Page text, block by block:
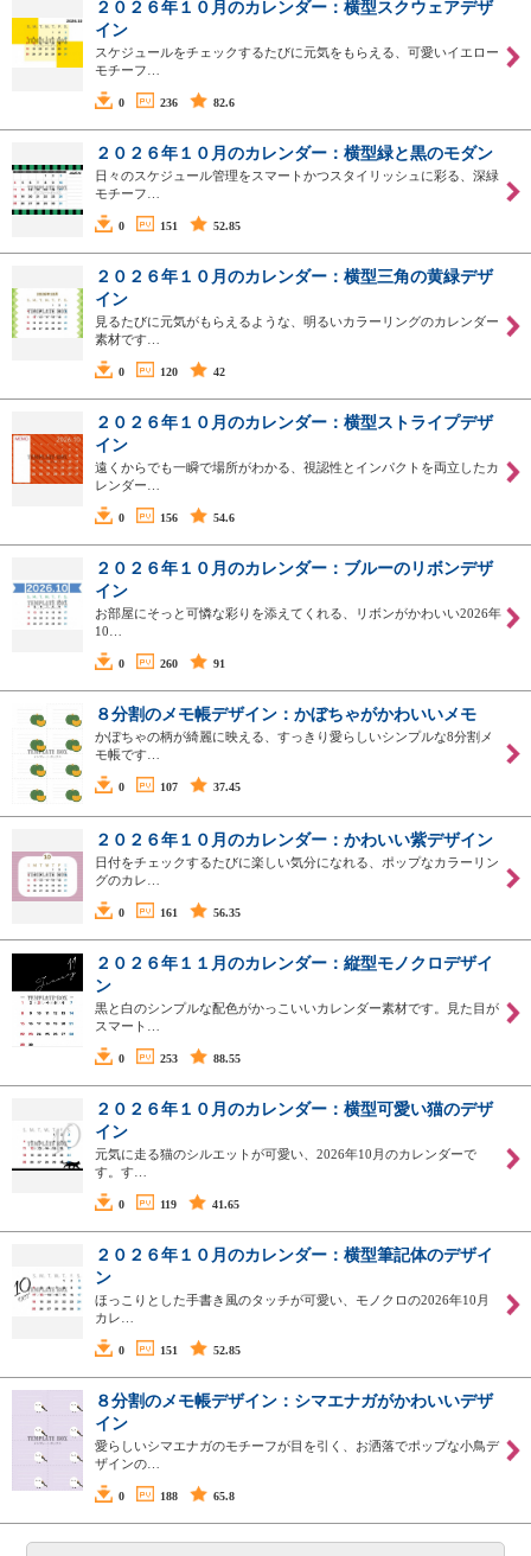
２０２６年１０月のカレンダー：横型スクウェアデザ
イン
スケジュールをチェックするたびに元気をもらえる、可愛いイエロー
モチーフ…
0 236 82.6
２０２６年１０月のカレンダー：横型緑と黒のモダン
日々のスケジュール管理をスマートかつスタイリッシュに彩る、深緑
モチーフ…
0 151 52.85
２０２６年１０月のカレンダー：横型三角の黄緑デザ
イン
見るたびに元気がもらえるような、明るいカラーリングのカレンダー
素材です…
0 120 42
２０２６年１０月のカレンダー：横型ストライプデザ
イン
遠くからでも一瞬で場所がわかる、視認性とインパクトを両立したカ
レンダー…
0 156 54.6
２０２６年１０月のカレンダー：ブルーのリボンデザ
イン
お部屋にそっと可憐な彩りを添えてくれる、リボンがかわいい2026年
10…
0 260 91
８分割のメモ帳デザイン：かぼちゃがかわいいメモ
かぼちゃの柄が綺麗に映える、すっきり愛らしいシンプルな8分割メ
モ帳です…
0 107 37.45
２０２６年１０月のカレンダー：かわいい紫デザイン
日付をチェックするたびに楽しい気分になれる、ポップなカラーリン
グのカレ…
0 161 56.35
２０２６年１１月のカレンダー：縦型モノクロデザイ
ン
黒と白のシンプルな配色がかっこいいカレンダー素材です。見た目が
スマート…
0 253 88.55
２０２６年１０月のカレンダー：横型可愛い猫のデザ
イン
元気に走る猫のシルエットが可愛い、2026年10月のカレンダーで
す。す…
0 119 41.65
２０２６年１０月のカレンダー：横型筆記体のデザイ
ン
ほっこりとした手書き風のタッチが可愛い、モノクロの2026年10月
カレ…
0 151 52.85
８分割のメモ帳デザイン：シマエナガがかわいいデザ
イン
愛らしいシマエナガのモチーフが目を引く、お洒落でポップな小鳥デ
ザインの…
0 188 65.8